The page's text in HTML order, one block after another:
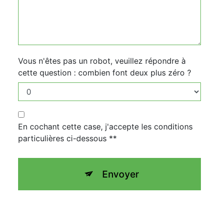
Vous n'êtes pas un robot, veuillez répondre à
cette question : combien font deux plus zéro ?
En cochant cette case, j'accepte les conditions
particulières ci-dessous **
Envoyer